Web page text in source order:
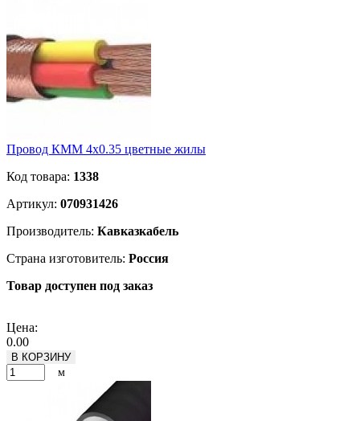
Провод КММ 4х0.35 цветные жилы
Код товара: 1338
Артикул: 070931426
Производитель: Кавказкабель
Страна изготовитель: Россия
Товар доступен под заказ
Цена:
0.00
В КОРЗИНУ
м